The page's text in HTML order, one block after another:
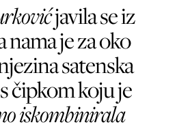
javila se iz
nama je za oko
satenska
čipkom koju je
iskombinirala